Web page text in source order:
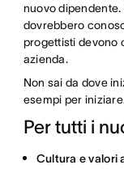
nuovo
dovrebbero
progettisti devono
azienda.
Non sai da dove
esempi per
Per tutti i
Cultura e valori